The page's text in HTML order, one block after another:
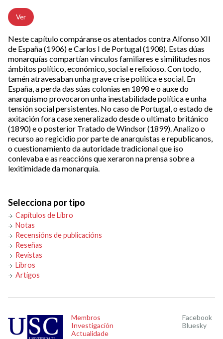
Ver
Neste capítulo compáranse os atentados contra Alfonso XII
de España (1906) e Carlos I de Portugal (1908). Estas dúas
monarquías compartían vínculos familiares e similitudes nos
ámbitos político, económico, social e relixioso. Con todo,
tamén atravesaban unha grave crise política e social. En
España, a perda das súas colonias en 1898 e o auxe do
anarquismo provocaron unha inestabilidade política e unha
tensión social persistentes. No caso de Portugal, o estado de
axitación fora case xeneralizado desde o ultimato británico
(1890) e o posterior Tratado de Windsor (1899). Analizo o
recurso ao regicidio por parte de anarquistas e republicanos,
o cuestionamiento da autoridade tradicional que iso
conlevaba e as reaccións que xeraron na prensa sobre a
lexitimidade da monarquía.
Selecciona por tipo
Capítulos de Libro
Notas
Recensións de publicacións
Reseñas
Revistas
Libros
Artigos
Membros
Investigación
Actualidade
Facebook
Bluesky